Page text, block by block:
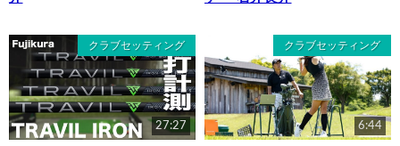
クラブセッティング
27:27
クラブセッティング
6:44